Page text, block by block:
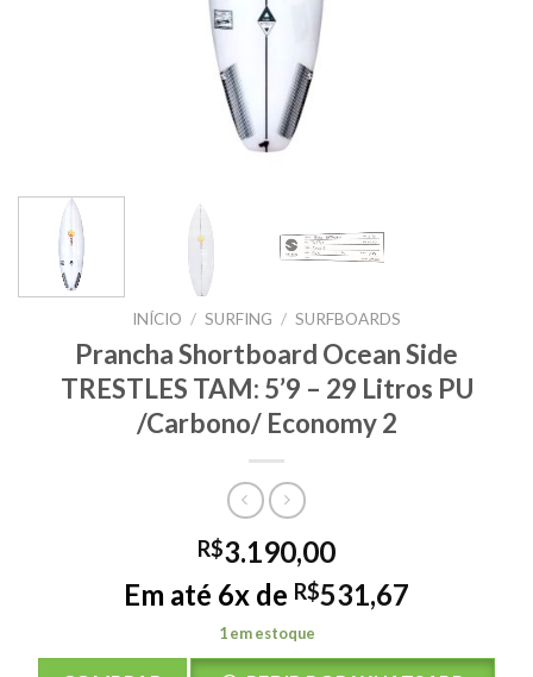
INÍCIO / SURFING / SURFBOARDS
Prancha Shortboard Ocean Side
TRESTLES TAM: 5’9 – 29 Litros PU
/Carbono/ Economy 2
R$3.190,00
Em até 6x de R$531,67
1 em estoque